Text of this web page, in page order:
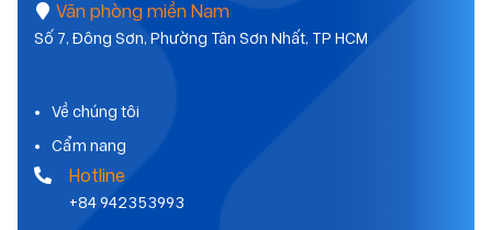
Văn phòng miền Nam
Số 7, Đông Sơn, Phường Tân Sơn Nhất, TP HCM
Về chúng tôi
Cẩm nang
Hotline
+84 942353993